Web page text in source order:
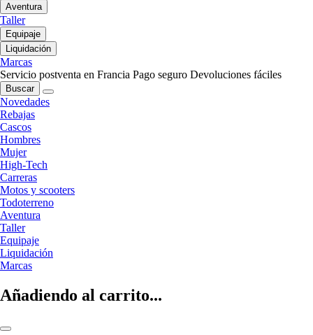
Aventura
Taller
Equipaje
Liquidación
Marcas
Servicio postventa en Francia Pago seguro Devoluciones fáciles
Buscar
Novedades
Rebajas
Cascos
Hombres
Mujer
High-Tech
Carreras
Motos y scooters
Todoterreno
Aventura
Taller
Equipaje
Liquidación
Marcas
Añadiendo al carrito...